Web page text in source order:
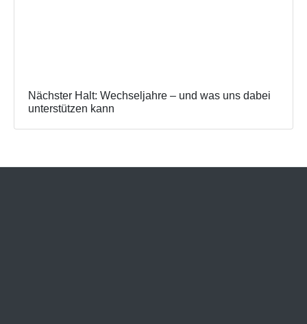
Nächster Halt: Wechseljahre – und was uns dabei
unterstützen kann